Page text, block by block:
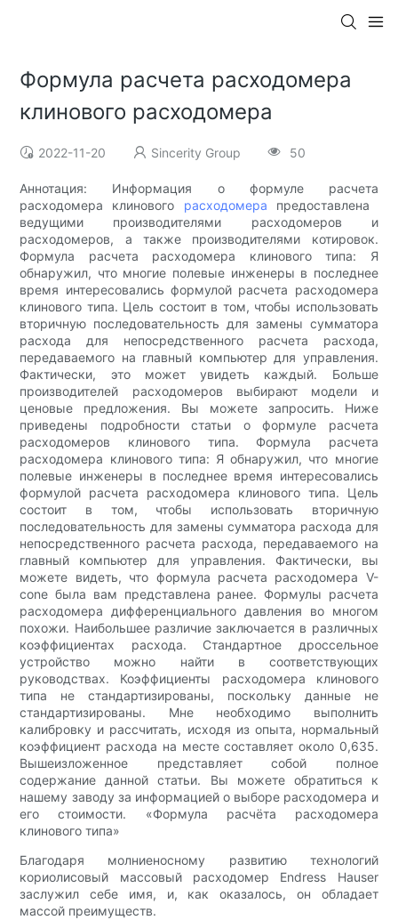
Формула расчета расходомера
клинового расходомера
2022-11-20 Sincerity Group 50
Аннотация: Информация о формуле расчета
расходомера клинового расходомера предоставлена ​​
ведущими производителями расходомеров и
расходомеров, а также производителями котировок.
Формула расчета расходомера клинового типа: Я
обнаружил, что многие полевые инженеры в последнее
время интересовались формулой расчета расходомера
клинового типа. Цель состоит в том, чтобы использовать
вторичную последовательность для замены сумматора
расхода для непосредственного расчета расхода,
передаваемого на главный компьютер для управления.
Фактически, это может увидеть каждый. Больше
производителей расходомеров выбирают модели и
ценовые предложения. Вы можете запросить. Ниже
приведены подробности статьи о формуле расчета
расходомеров клинового типа. Формула расчета
расходомера клинового типа: Я обнаружил, что многие
полевые инженеры в последнее время интересовались
формулой расчета расходомера клинового типа. Цель
состоит в том, чтобы использовать вторичную
последовательность для замены сумматора расхода для
непосредственного расчета расхода, передаваемого на
главный компьютер для управления. Фактически, вы
можете видеть, что формула расчета расходомера V-
cone была вам представлена ​​ранее. Формулы расчета
расходомера дифференциального давления во многом
похожи. Наибольшее различие заключается в различных
коэффициентах расхода. Стандартное дроссельное
устройство можно найти в соответствующих
руководствах. Коэффициенты расходомера клинового
типа не стандартизированы, поскольку данные не
стандартизированы. Мне необходимо выполнить
калибровку и рассчитать, исходя из опыта, нормальный
коэффициент расхода на месте составляет около 0,635.
Вышеизложенное представляет собой полное
содержание данной статьи. Вы можете обратиться к
нашему заводу за информацией о выборе расходомера и
его стоимости. «Формула расчёта расходомера
клинового типа»
Благодаря молниеносному развитию технологий
кориолисовый массовый расходомер Endress Hauser
заслужил себе имя, и, как оказалось, он обладает
массой преимуществ.